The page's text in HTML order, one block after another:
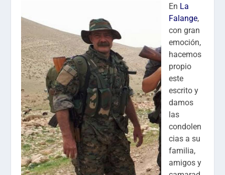
En La
Falange,
con gran
emoción,
hacemos
propio
este
escrito y
damos
las
condolen
cias a su
familia,
amigos y